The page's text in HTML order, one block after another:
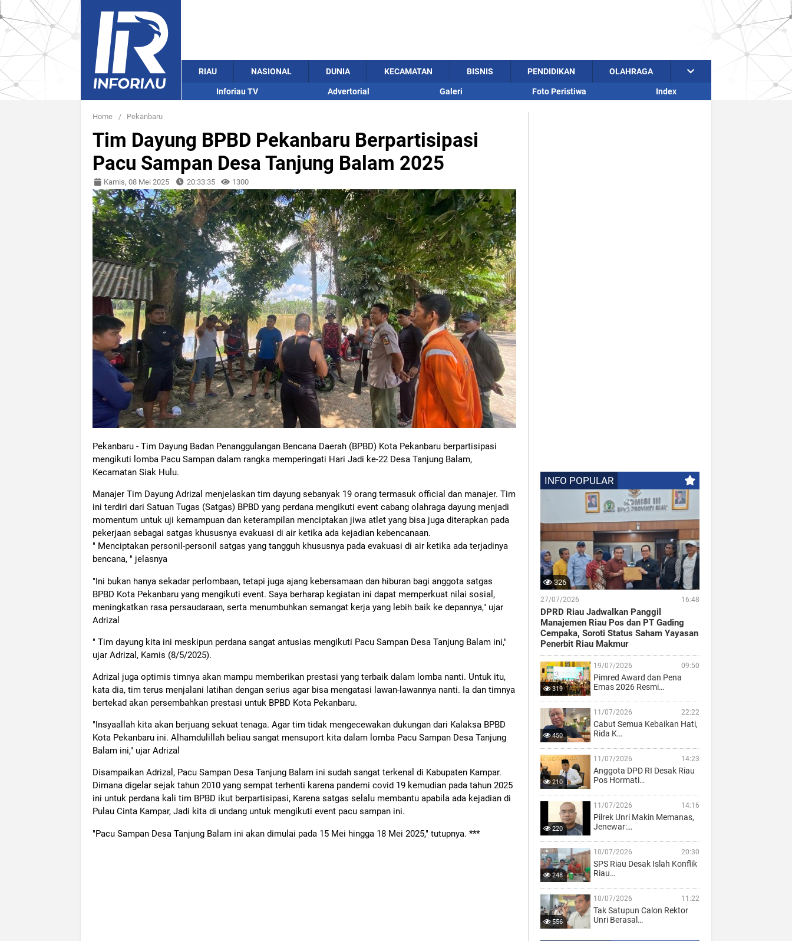
RIAU NASIONAL DUNIA KECAMATAN BISNIS PENDIDIKAN OLAHRAGA
Inforiau TV Advertorial Galeri Foto Peristiwa Index
Home / Pekanbaru
Tim Dayung BPBD Pekanbaru Berpartisipasi
Pacu Sampan Desa Tanjung Balam 2025
Kamis, 08 Mei 2025 20:33:35 1300
Pekanbaru - Tim Dayung Badan Penanggulangan Bencana Daerah (BPBD) Kota Pekanbaru berpartisipasi
mengikuti lomba Pacu Sampan dalam rangka memperingati Hari Jadi ke-22 Desa Tanjung Balam,
Kecamatan Siak Hulu.
Manajer Tim Dayung Adrizal menjelaskan tim dayung sebanyak 19 orang termasuk official dan manajer. Tim
ini terdiri dari Satuan Tugas (Satgas) BPBD yang perdana mengikuti event cabang olahraga dayung menjadi
momentum untuk uji kemampuan dan keterampilan menciptakan jiwa atlet yang bisa juga diterapkan pada
pekerjaan sebagai satgas khususnya evakuasi di air ketika ada kejadian kebencanaan.
" Menciptakan personil-personil satgas yang tangguh khususnya pada evakuasi di air ketika ada terjadinya
bencana, " jelasnya
"Ini bukan hanya sekadar perlombaan, tetapi juga ajang kebersamaan dan hiburan bagi anggota satgas
BPBD Kota Pekanbaru yang mengikuti event. Saya berharap kegiatan ini dapat memperkuat nilai sosial,
meningkatkan rasa persaudaraan, serta menumbuhkan semangat kerja yang lebih baik ke depannya," ujar
Adrizal
" Tim dayung kita ini meskipun perdana sangat antusias mengikuti Pacu Sampan Desa Tanjung Balam ini,"
ujar Adrizal, Kamis (8/5/2025).
Adrizal juga optimis timnya akan mampu memberikan prestasi yang terbaik dalam lomba nanti. Untuk itu,
kata dia, tim terus menjalani latihan dengan serius agar bisa mengatasi lawan-lawannya nanti. Ia dan timnya
bertekad akan persembahkan prestasi untuk BPBD Kota Pekanbaru.
"Insyaallah kita akan berjuang sekuat tenaga. Agar tim tidak mengecewakan dukungan dari Kalaksa BPBD
Kota Pekanbaru ini. Alhamdulillah beliau sangat mensuport kita dalam lomba Pacu Sampan Desa Tanjung
Balam ini," ujar Adrizal
Disampaikan Adrizal, Pacu Sampan Desa Tanjung Balam ini sudah sangat terkenal di Kabupaten Kampar.
Dimana digelar sejak tahun 2010 yang sempat terhenti karena pandemi covid 19 kemudian pada tahun 2025
ini untuk perdana kali tim BPBD ikut berpartisipasi, Karena satgas selalu membantu apabila ada kejadian di
Pulau Cinta Kampar, Jadi kita di undang untuk mengikuti event pacu sampan ini.
"Pacu Sampan Desa Tanjung Balam ini akan dimulai pada 15 Mei hingga 18 Mei 2025," tutupnya. ***
INFO POPULAR
326
27/07/2026 16:48
DPRD Riau Jadwalkan Panggil
Manajemen Riau Pos dan PT Gading
Cempaka, Soroti Status Saham Yayasan
Penerbit Riau Makmur
319
19/07/2026 09:50
Pimred Award dan Pena
Emas 2026 Resmi…
450
11/07/2026 22:22
Cabut Semua Kebaikan Hati,
Rida K…
210
11/07/2026 14:23
Anggota DPD RI Desak Riau
Pos Hormati…
220
11/07/2026 14:16
Pilrek Unri Makin Memanas,
Jenewar:…
248
10/07/2026 20:30
SPS Riau Desak Islah Konflik
Riau…
556
10/07/2026 11:22
Tak Satupun Calon Rektor
Unri Berasal…